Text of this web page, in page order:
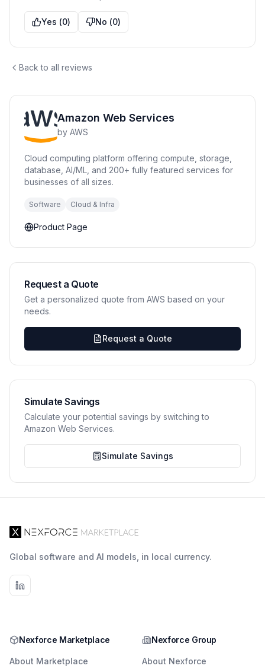
Yes (0) No (0)
Back to all reviews
Amazon Web Services
by AWS
Cloud computing platform offering compute, storage,
database, AI/ML, and 200+ fully featured services for
businesses of all sizes.
Software Cloud & Infra
Product Page
Request a Quote
Get a personalized quote from AWS based on your
needs.
Request a Quote
Simulate Savings
Calculate your potential savings by switching to
Amazon Web Services.
Simulate Savings
Global software and AI models, in local currency.
Nexforce Marketplace
About Marketplace
Nexforce Group
About Nexforce